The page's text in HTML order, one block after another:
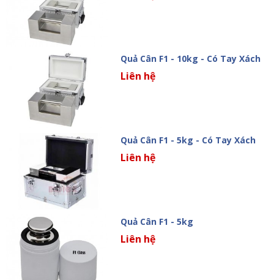
Quả Cân F1 - 10kg - Có Tay Xách
Liên hệ
Quả Cân F1 - 5kg - Có Tay Xách
Liên hệ
Quả Cân F1 - 5kg
Liên hệ